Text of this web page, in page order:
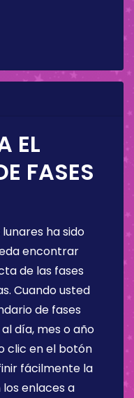
EL
FASES
ha sido
encontrar
de las fases
Cuando usted
de fases
día, mes o año
clic en el botón
fácilmente la
enlaces a